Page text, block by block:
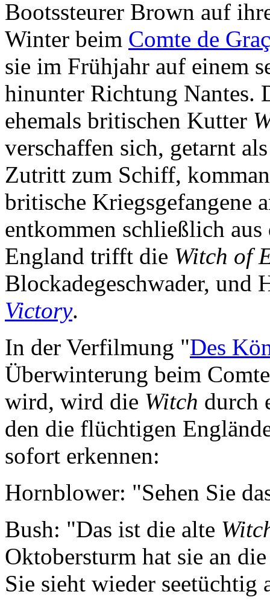
Bootssteurer Brown auf
Winter beim Comte de
sie im Frühjahr auf einem
hinunter Richtung Nantes.
ehemals britischen Kutter
verschaffen sich, getarnt
Zutritt zum Schiff,
britische Kriegsgefangene
entkommen schließlich
England trifft die Witch of
Blockadegeschwader, und
Victory.
In der Verfilmung "Des
Überwinterung beim
wird, wird die Witch durch
den die flüchtigen
sofort erkennen:
Hornblower: "Sehen Sie
Bush: "Das ist die alte
Oktobersturm hat sie an
Sie sieht wieder seetüchtig